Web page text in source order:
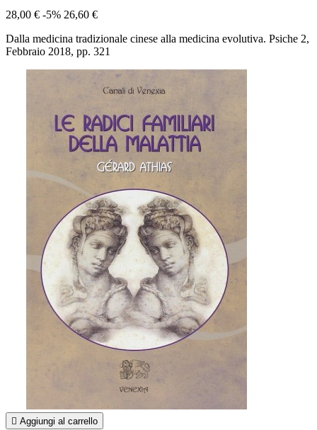
28,00 € -5% 26,60 €
Dalla medicina tradizionale cinese alla medicina evolutiva. Psiche 2,
Febbraio 2018, pp. 321
 Aggiungi al carrello